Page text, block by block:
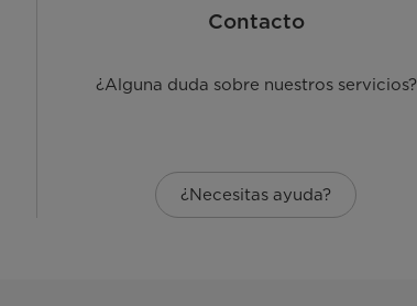
Contacto
¿Alguna duda sobre nuestros servicios?
¿Necesitas ayuda?